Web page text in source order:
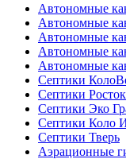
Автономные
Автономные
Автономные
Автономные
Автономные
Септики
Септики Росток
Септики Эко
Септики Коло
Септики Тверь
Аэрационные